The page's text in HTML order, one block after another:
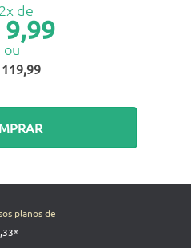
119,99
de
9,99
ou
planos de